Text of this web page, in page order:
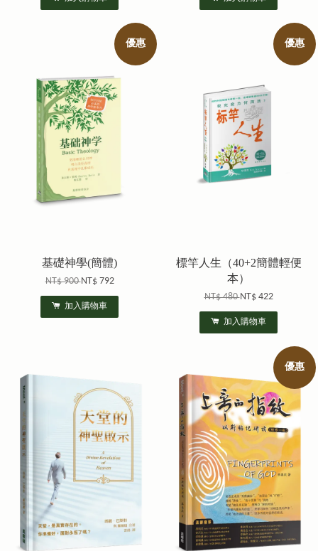
優惠
基礎神學(簡體)
NT$ 900NT$ 792
加入購物車
優惠
標竿人生（40+2簡體輕便
本）
NT$ 480NT$ 422
加入購物車
優惠